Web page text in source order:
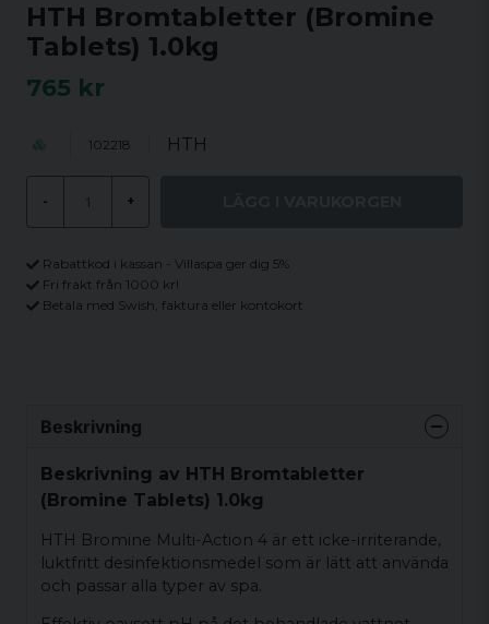
HTH Bromtabletter (Bromine
Tablets) 1.0kg
765 kr
102218 HTH
- +
Rabattkod i kassan - Villaspa ger dig 5%
Fri frakt från 1000 kr!
Betala med Swish, faktura eller kontokort
Beskrivning
Beskrivning av HTH Bromtabletter
(Bromine Tablets) 1.0kg
HTH Bromine Multi-Action 4 är ett icke-irriterande,
luktfritt desinfektionsmedel som är lätt att använda
och passar alla typer av spa.